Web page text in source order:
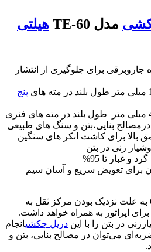
مدل TE-60 هیلتی
برای جلوگیری از انتشار
پنج
بنایی،بتن و سنگ های طبیعی
بالا برای کاشت انکر های سنگین
زنی در بتن
غبار تا 95%
برای تعویض سریع و آسان سیم
تی 60 به علت نزدیک بودن مرکز ثقل به
اپراتور به همراه خواهد داشت.
در بتن را با این دریل چکشیانجام
می‌توان در مصالح بنایی، بتن و